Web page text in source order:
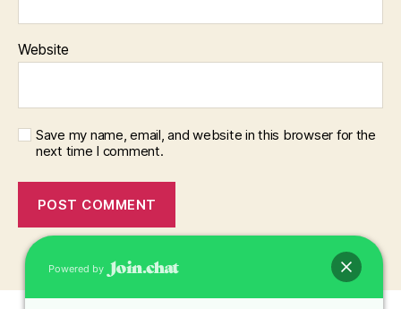
Website
Save my name, email, and website in this browser for the
next time I comment.
Powered by